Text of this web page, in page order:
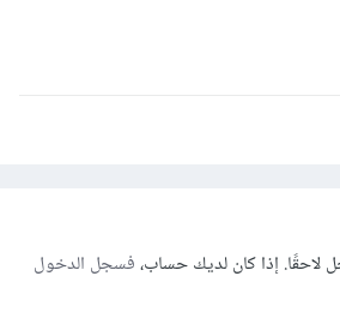
لاحقًا. إذا كان لديك حساب،فسجل الدخول